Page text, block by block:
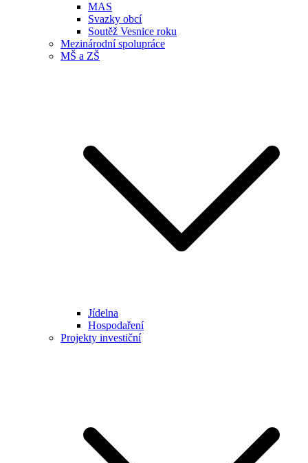
MAS
Svazky obcí
Soutěž Vesnice roku
Mezinárodní spolupráce
MŠ a ZŠ
Jídelna
Hospodaření
Projekty investiční